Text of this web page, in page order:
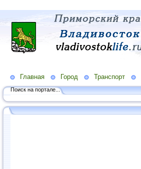
Главная Город Транспорт
Поиск на портале...